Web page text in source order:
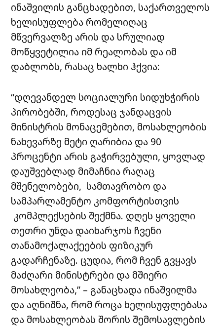
ინაშვილის განცხადებით, საქართველოს
ხელისუფლება რომელიღაც
მწვერვალზე არის და სრულიად
მოწყვეტილია იმ რეალობას და იმ
დაბლობს, რასაც ხალხი ჰქვია:
“დღევანდელ სოციალური სიდუხჭირის
პირობებში, როდესაც ჯანდაცვის
მინისტრის მონაცემებით, მოსახლეობის
ნახევარზე მეტი ღარიბია და 90
პროცენტი არის გაჭირვებული, ყოვლად
დაუშვებლად მიმაჩნია რაღაც
მშენელობები, სამთავრობო და
სამპარლამენტო კომფორტისთვის
კომპლექსების შექმნა. დღეს ყოველი
თეთრი უნდა დაიხარჯოს ჩვენი
თანამოქალაქეების ფიზიკურ
გადარჩენაზე. ცუდია, რომ ჩვენ გვყავს
მაძღარი მინისტრები და მშიერი
მოსახლეობა,” – განაცხადა ინაშვილმა
და აღნიშნა, რომ როცა ხელისუფლებასა
და მოსახლეობას შორის შემოსავლების